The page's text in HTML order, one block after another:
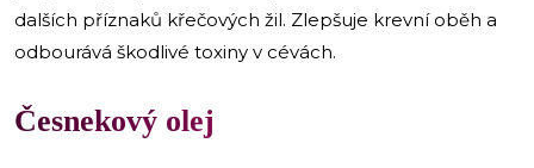
dalších příznaků křečových žil. Zlepšuje krevní oběh a
odbourává škodlivé toxiny v cévách.
Česnekový olej